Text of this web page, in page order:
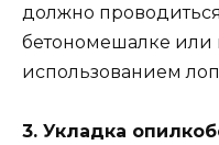
должно
бетономешалке или
использованием
3. Укладка